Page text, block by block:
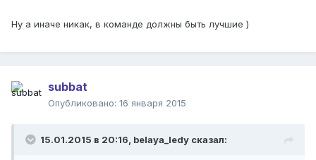
Ну а иначе никак, в команде должны быть лучшие )
subbat
Опубликовано: 16 января 2015
15.01.2015 в 20:16, belaya_ledy сказал: